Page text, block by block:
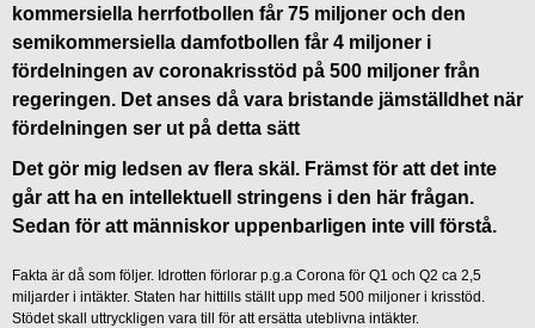
kommersiella herrfotbollen får 75 miljoner och den
semikommersiella damfotbollen får 4 miljoner i
fördelningen av coronakrisstöd på 500 miljoner från
regeringen. Det anses då vara bristande jämställdhet när
fördelningen ser ut på detta sätt
Det gör mig ledsen av flera skäl. Främst för att det inte
går att ha en intellektuell stringens i den här frågan.
Sedan för att människor uppenbarligen inte vill förstå.
Fakta är då som följer. Idrotten förlorar p.g.a Corona för Q1 och Q2 ca 2,5
miljarder i intäkter. Staten har hittills ställt upp med 500 miljoner i krisstöd.
Stödet skall uttryckligen vara till för att ersätta uteblivna intäkter.